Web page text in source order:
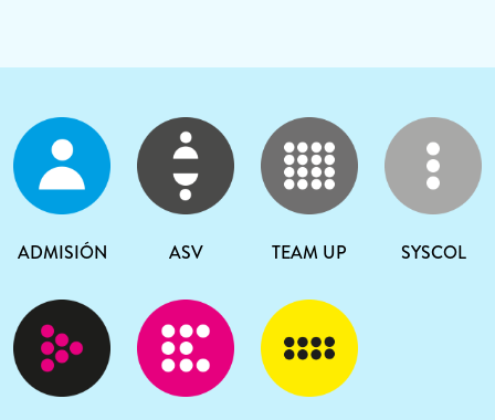
ADMISIÓN ASV TEAM UP SYSCOL